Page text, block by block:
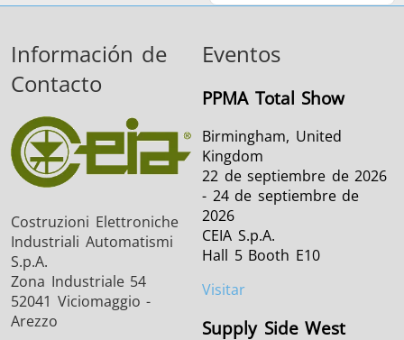
Información de
Contacto
Costruzioni Elettroniche
Industriali Automatismi
S.p.A.
Zona Industriale 54
52041 Viciomaggio -
Arezzo
Eventos
PPMA Total Show
Birmingham, United
Kingdom
22 de septiembre de 2026
- 24 de septiembre de
2026
CEIA S.p.A.
Hall 5 Booth E10
Visitar
Supply Side West